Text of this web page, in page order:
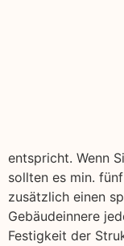
entspricht. Wenn
sollten es min.
zusätzlich einen
Gebäudeinnere
Festigkeit der